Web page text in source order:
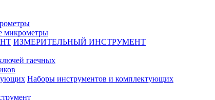
микрометры
ИЗМЕРИТЕЛЬНЫЙ ИНСТРУМЕНТ
гаечных
Наборы инструментов и комплектующих